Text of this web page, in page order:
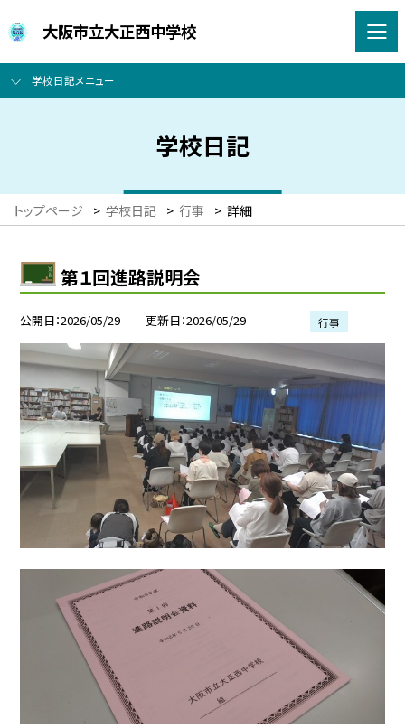
大阪市立大正西中学校
学校日記メニュー
学校日記
トップページ > 学校日記 > 行事 > 詳細
第１回進路説明会
公開日 2026/05/29 更新日 2026/05/29 行事